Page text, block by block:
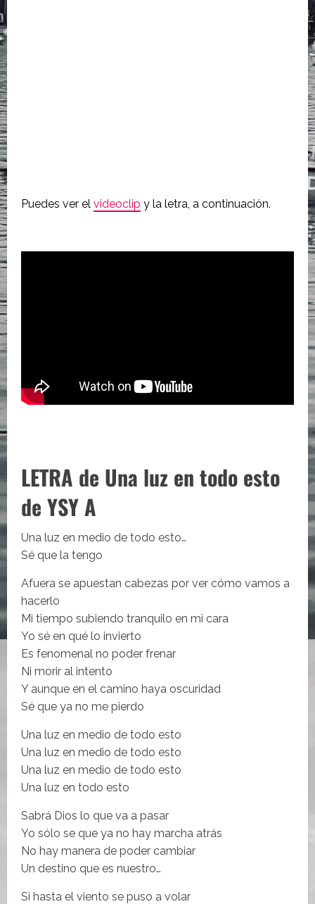
Puedes ver el videoclip y la letra, a continuación.
LETRA de Una luz en todo esto
de YSY A
Una luz en medio de todo esto…
Sé que la tengo
Afuera se apuestan cabezas por ver cómo vamos a
hacerlo
Mi tiempo subiendo tranquilo en mi cara
Yo sé en qué lo invierto
Es fenomenal no poder frenar
Ni morir al intento
Y aunque en el camino haya oscuridad
Sé que ya no me pierdo
Una luz en medio de todo esto
Una luz en medio de todo esto
Una luz en medio de todo esto
Una luz en todo esto
Sabrá Dios lo que va a pasar
Yo sólo se que ya no hay marcha atrás
No hay manera de poder cambiar
Un destino que es nuestro…
Si hasta el viento se puso a volar